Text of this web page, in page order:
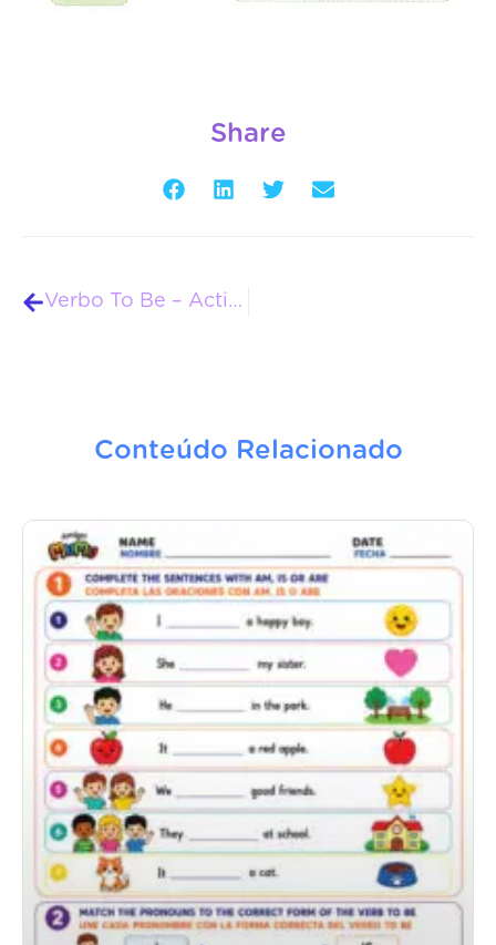
Share
Verbo To Be – Actividades de Amigo Mumu
Conteúdo Relacionado